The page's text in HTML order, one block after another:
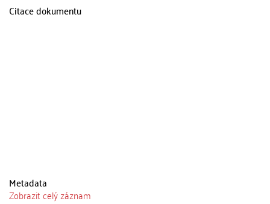
Citace dokumentu
Metadata
Zobrazit celý záznam